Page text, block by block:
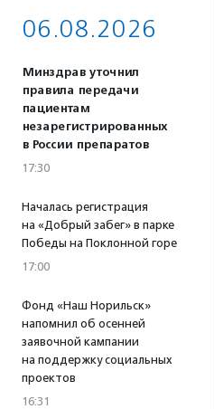
06.08.2026
Минздрав уточнил
правила передачи
пациентам
незарегистрированных
в России препаратов
17:30
Началась регистрация
на «Добрый забег» в парке
Победы на Поклонной горе
17:00
Фонд «Наш Норильск»
напомнил об осенней
заявочной кампании
на поддержку социальных
проектов
16:31